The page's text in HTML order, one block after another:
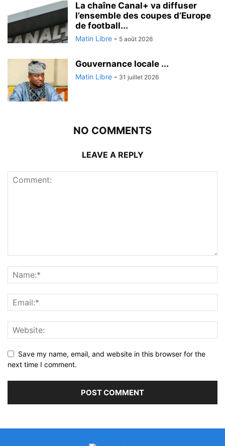
La chaîne Canal+ va diffuser
l’ensemble des coupes d’Europe
de football...
Matin Libre - 5 août 2026
Gouvernance locale ...
Matin Libre - 31 juillet 2026
NO COMMENTS
LEAVE A REPLY
Save my name, email, and website in this browser for the
next time I comment.